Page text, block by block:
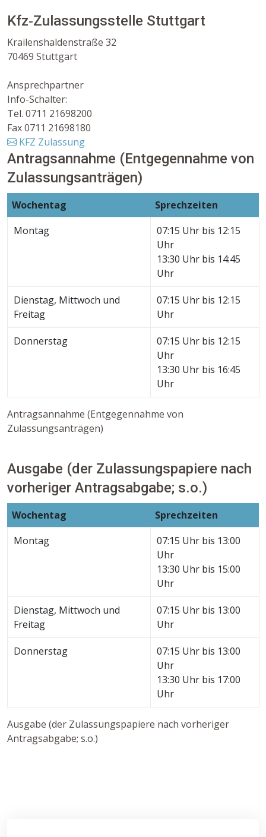
Kfz‐Zulassungsstelle Stuttgart
Krailenshaldenstraße 32
70469 Stuttgart
Ansprechpartner
Info-Schalter:
Tel. 0711 21698200
Fax 0711 21698180
KFZ Zulassung
Antragsannahme (Entgegennahme von
Zulassungsanträgen)
Wochentag
Sprechzeiten
Montag
07:15 Uhr bis 12:15
Uhr
13:30 Uhr bis 14:45
Uhr
Dienstag, Mittwoch und
Freitag
07:15 Uhr bis 12:15
Uhr
Donnerstag
07:15 Uhr bis 12:15
Uhr
13:30 Uhr bis 16:45
Uhr
Antragsannahme (Entgegennahme von
Zulassungsanträgen)
Ausgabe (der Zulassungspapiere nach
vorheriger Antragsabgabe; s.o.)
Wochentag
Sprechzeiten
Montag
07:15 Uhr bis 13:00
Uhr
13:30 Uhr bis 15:00
Uhr
Dienstag, Mittwoch und
Freitag
07:15 Uhr bis 13:00
Uhr
Donnerstag
07:15 Uhr bis 13:00
Uhr
13:30 Uhr bis 17:00
Uhr
Ausgabe (der Zulassungspapiere nach vorheriger
Antragsabgabe; s.o.)